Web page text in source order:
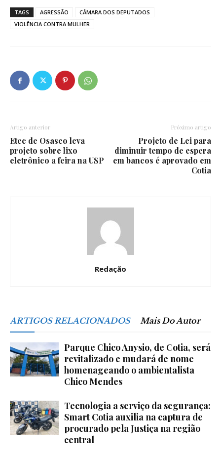
TAGS AGRESSÃO
CÂMARA DOS DEPUTADOS
VIOLÊNCIA CONTRA MULHER
Artigo anterior
Etec de Osasco leva
projeto sobre lixo
eletrônico a feira na USP
Próximo artigo
Projeto de Lei para
diminuir tempo de espera
em bancos é aprovado em
Cotia
Redação
ARTIGOS RELACIONADOS Mais Do Autor
Parque Chico Anysio, de Cotia, será
revitalizado e mudará de nome
homenageando o ambientalista
Chico Mendes
Tecnologia a serviço da segurança:
Smart Cotia auxilia na captura de
procurado pela Justiça na região
central